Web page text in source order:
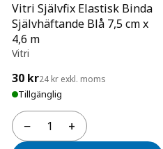
Vitri Självfix Elastisk Binda
Självhäftande Blå 7,5 cm x
4,6 m
Vitri
30 kr24 kr exkl. moms
Tillgänglig
−
Antal +